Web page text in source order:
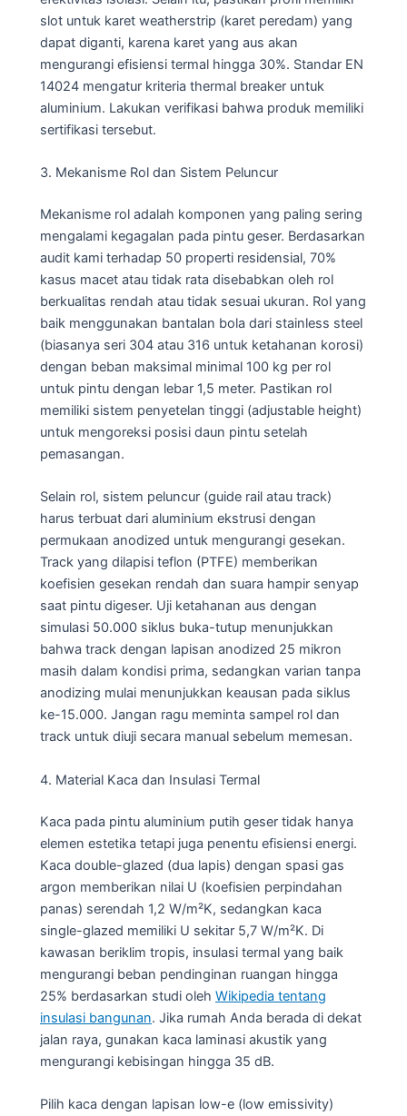
slot untuk karet weatherstrip (karet peredam) yang
dapat diganti, karena karet yang aus akan
mengurangi efisiensi termal hingga 30%. Standar EN
14024 mengatur kriteria thermal breaker untuk
aluminium. Lakukan verifikasi bahwa produk memiliki
sertifikasi tersebut.
3. Mekanisme Rol dan Sistem Peluncur
Mekanisme rol adalah komponen yang paling sering
mengalami kegagalan pada pintu geser. Berdasarkan
audit kami terhadap 50 properti residensial, 70%
kasus macet atau tidak rata disebabkan oleh rol
berkualitas rendah atau tidak sesuai ukuran. Rol yang
baik menggunakan bantalan bola dari stainless steel
(biasanya seri 304 atau 316 untuk ketahanan korosi)
dengan beban maksimal minimal 100 kg per rol
untuk pintu dengan lebar 1,5 meter. Pastikan rol
memiliki sistem penyetelan tinggi (adjustable height)
untuk mengoreksi posisi daun pintu setelah
pemasangan.
Selain rol, sistem peluncur (guide rail atau track)
harus terbuat dari aluminium ekstrusi dengan
permukaan anodized untuk mengurangi gesekan.
Track yang dilapisi teflon (PTFE) memberikan
koefisien gesekan rendah dan suara hampir senyap
saat pintu digeser. Uji ketahanan aus dengan
simulasi 50.000 siklus buka-tutup menunjukkan
bahwa track dengan lapisan anodized 25 mikron
masih dalam kondisi prima, sedangkan varian tanpa
anodizing mulai menunjukkan keausan pada siklus
ke-15.000. Jangan ragu meminta sampel rol dan
track untuk diuji secara manual sebelum memesan.
4. Material Kaca dan Insulasi Termal
Kaca pada pintu aluminium putih geser tidak hanya
elemen estetika tetapi juga penentu efisiensi energi.
Kaca double-glazed (dua lapis) dengan spasi gas
argon memberikan nilai U (koefisien perpindahan
panas) serendah 1,2 W/m²K, sedangkan kaca
single-glazed memiliki U sekitar 5,7 W/m²K. Di
kawasan beriklim tropis, insulasi termal yang baik
mengurangi beban pendinginan ruangan hingga
25% berdasarkan studi oleh Wikipedia tentang
insulasi bangunan. Jika rumah Anda berada di dekat
jalan raya, gunakan kaca laminasi akustik yang
mengurangi kebisingan hingga 35 dB.
Pilih kaca dengan lapisan low-e (low emissivity)